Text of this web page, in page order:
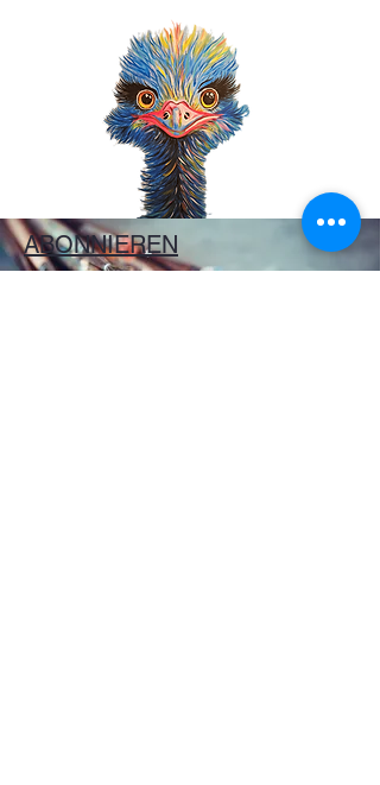
ABONNIEREN